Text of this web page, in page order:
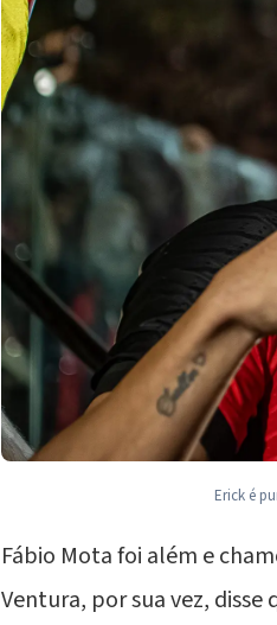
Erick é
Fábio Mota foi além e
Ventura, por sua vez, disse